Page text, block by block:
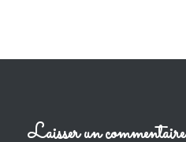
Laisser un commentaire